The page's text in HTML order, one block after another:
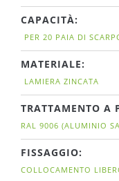
CAPACITÀ:
PER 20 PAIA DI
MATERIALE:
LAMIERA ZINCATA
TRATTAMENTO A
RAL 9006 (ALUMINIO
FISSAGGIO:
COLLOCAMENTO